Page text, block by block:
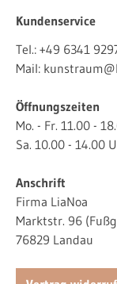
Kundenservice
Tel.: +49 6341
Mail:
Öffnungszeiten
Mo. - Fr. 11.00 -
Sa. 10.00 - 14.00
Anschrift
Firma LiaNoa
Marktstr. 96
76829 Landau